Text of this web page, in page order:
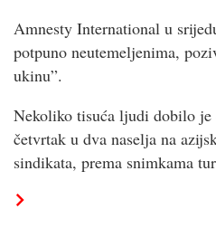
Amnesty International u
potpuno neutemeljenima,
ukinu”.
Nekoliko tisuća ljudi dobilo je
četvrtak u dva naselja na
sindikata, prema snimkama